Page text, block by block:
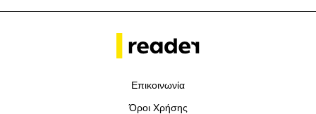
Επικοινωνία
Όροι Χρήσης